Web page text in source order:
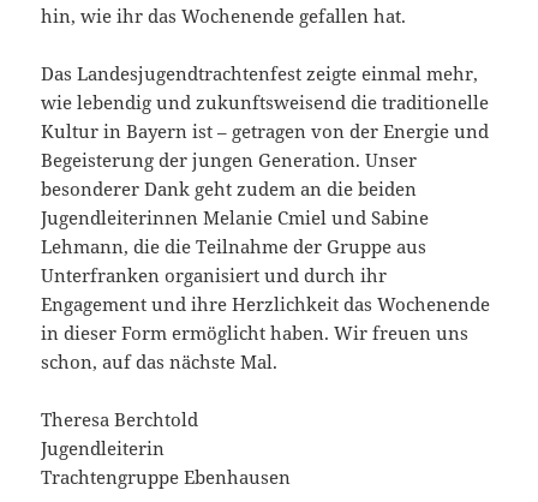
hin, wie ihr das Wochenende gefallen hat.
Das Landesjugendtrachtenfest zeigte einmal mehr,
wie lebendig und zukunftsweisend die traditionelle
Kultur in Bayern ist – getragen von der Energie und
Begeisterung der jungen Generation. Unser
besonderer Dank geht zudem an die beiden
Jugendleiterinnen Melanie Cmiel und Sabine
Lehmann, die die Teilnahme der Gruppe aus
Unterfranken organisiert und durch ihr
Engagement und ihre Herzlichkeit das Wochenende
in dieser Form ermöglicht haben. Wir freuen uns
schon, auf das nächste Mal.
Theresa Berchtold
Jugendleiterin
Trachtengruppe Ebenhausen